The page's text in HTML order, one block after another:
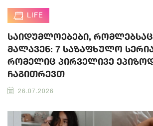
LIFE
საიდუმლოებები,
მალავენ: 7 საზაფხულო
რომელიც პირველივე
ჩაგითრევთ
26.07.2026